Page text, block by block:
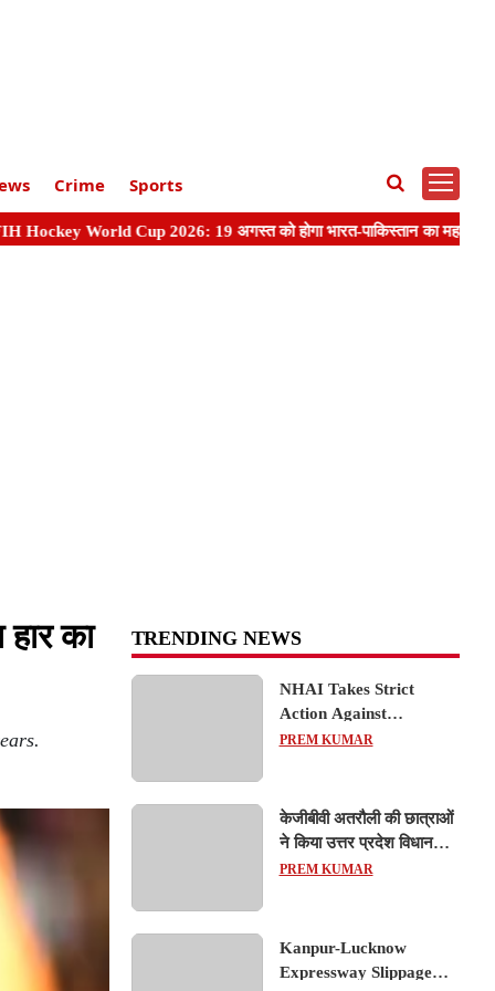
Crime Sports
का
TRENDING NEWS
NHAI Takes Strict
Action Against
Concessionaire,
Expressway Issues
PREM KUMAR
केजीबीवी अतरौली की छात्राओं
ने किया उत्तर प्रदेश विधानसभा
का शैक्षिक भ्रमण, लोकतांत्रिक
PREM KUMAR
Kanpur-Lucknow
Expressway Slippage